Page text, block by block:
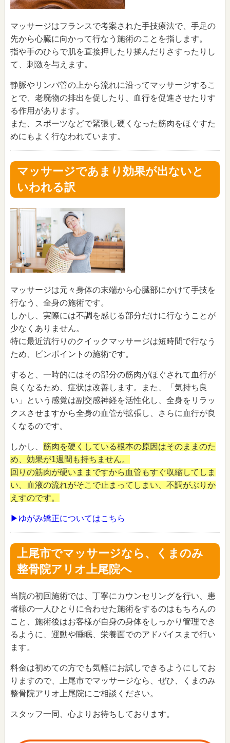
マッサージはフランスで考案された手技療法で、手足の
先から心臓に向かって行なう施術のことを指します。
指や手のひらで肌を直接押したり揉んだりさすったりし
て、刺激を与えます。
静脈やリンパ管の上から流れに沿ってマッサージするこ
とで、老廃物の排出を促したり、血行を促進させたりす
る作用があります。
また、スポーツなどで緊張し硬くなった筋肉をほぐすた
めにもよく行なわれています。
マッサージであまり効果が出ないと
いわれる訳
マッサージは元々身体の末端から心臓部にかけて手技を
行なう、全身の施術です。
しかし、実際には不調を感じる部分だけに行なうことが
少なくありません。
特に最近流行りのクイックマッサージは短時間で行なう
ため、ピンポイントの施術です。
すると、一時的にはその部分の筋肉がほぐされて血行が
良くなるため、症状は改善します。また、「気持ち良
い」という感覚は副交感神経を活性化し、全身をリラッ
クスさせますから全身の血管が拡張し、さらに血行が良
くなるのです。
しかし、 筋肉を硬くしている根本の原因はそのままのた
め、効果が1週間も持ちません。
回りの筋肉が硬いままですから血管もすぐ収縮してしま
い、血液の流れがそこで止まってしまい、不調がぶりか
えすのです。
▶ゆがみ矯正についてはこちら
上尾市でマッサージなら、くまのみ
整骨院アリオ上尾院へ
当院の初回施術では、丁寧にカウンセリングを行い、患
者様の一人ひとりに合わせた施術をするのはもちろんの
こと、施術後はお客様が自身の身体をしっかり管理でき
るように、運動や睡眠、栄養面でのアドバイスまで行い
ます。
料金は初めての方でも気軽にお試しできるようにしてお
りますので、上尾市でマッサージなら、ぜひ、くまのみ
整骨院アリオ上尾院にご相談ください。
スタッフ一同、心よりお待ちしております。